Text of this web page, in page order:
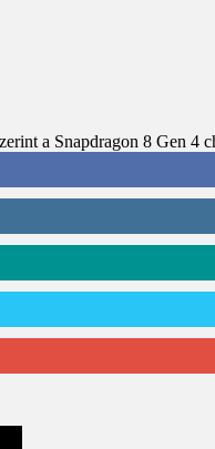
a Snapdragon 8 Gen 4